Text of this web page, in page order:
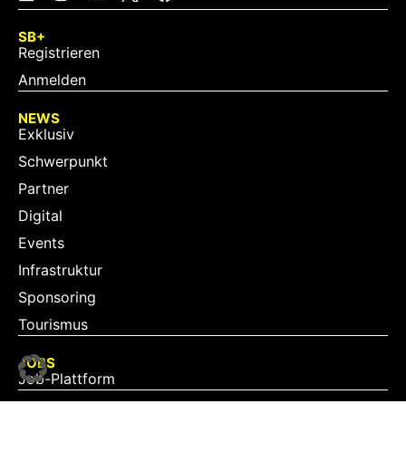
SB+
Registrieren
Anmelden
NEWS
Exklusiv
Schwerpunkt
Partner
Digital
Events
Infrastruktur
Sponsoring
Tourismus
JOBS
Job-Plattform